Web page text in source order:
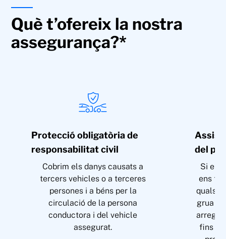
Què t’ofereix la nostra
assegurança?*
Protecció obligatòria de
responsabilitat civil
Cobrim els danys causats a
tercers vehicles o a terceres
persones i a béns per la
circulació de la persona
conductora i del vehicle
assegurat.
del
Si et
ens
grua
fins al